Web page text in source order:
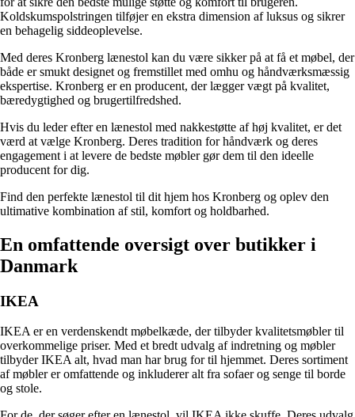
Koldskumspolstringen tilføjer en ekstra dimension af luksus og sikrer
en behagelig siddeoplevelse.
Med deres Kronberg lænestol kan du være sikker på at få et møbel, der
både er smukt designet og fremstillet med omhu og håndværksmæssig
ekspertise. Kronberg er en producent, der lægger vægt på kvalitet,
bæredygtighed og brugertilfredshed.
Hvis du leder efter en lænestol med nakkestøtte af høj kvalitet, er det
værd at vælge Kronberg. Deres tradition for håndværk og deres
engagement i at levere de bedste møbler gør dem til den ideelle
producent for dig.
Find den perfekte lænestol til dit hjem hos Kronberg og oplev den
ultimative kombination af stil, komfort og holdbarhed.
En omfattende oversigt over butikker i
Danmark
IKEA
IKEA er en verdenskendt møbelkæde, der tilbyder kvalitetsmøbler til
overkommelige priser. Med et bredt udvalg af indretning og møbler
tilbyder IKEA alt, hvad man har brug for til hjemmet. Deres sortiment
af møbler er omfattende og inkluderer alt fra sofaer og senge til borde
og stole.